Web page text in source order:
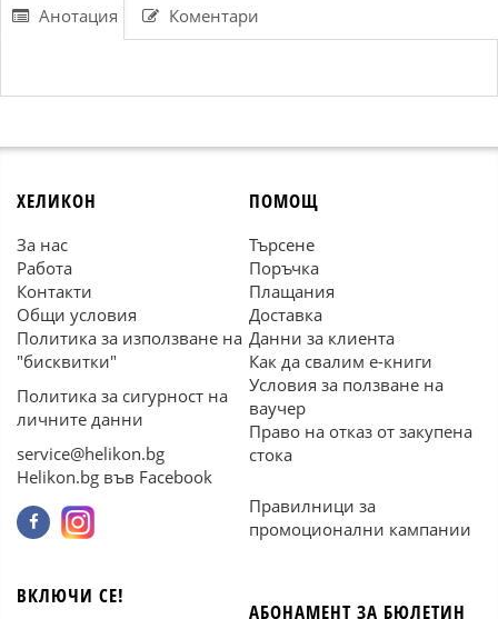
Анотация Коментари
ХЕЛИКОН
За нас
Работа
Контакти
Общи условия
Политика за използване на
"бисквитки"
Политика за сигурност на
личните данни
service@helikon.bg
Helikon.bg във Facebook
ПОМОЩ
Търсене
Поръчка
Плащания
Доставка
Данни за клиента
Как да свалим е-книги
Условия за ползване на
ваучер
Право на отказ от закупена
стока
Правилници за
промоционални кампании
ВКЛЮЧИ СЕ!
АБОНАМЕНТ ЗА БЮЛЕТИН